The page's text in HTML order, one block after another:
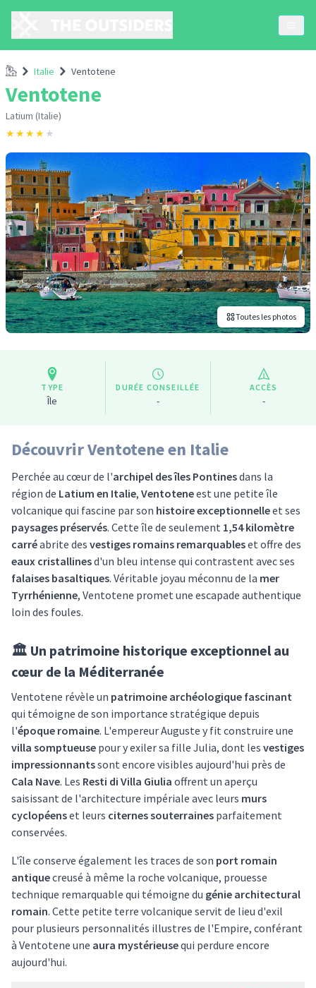
Accueil
Italie Ventotene
Ventotene
Latium (Italie)
★★★★ ★
Toutes les photos
TYPE
Île
DURÉE CONSEILLÉE
-
ACCÈS
-
Découvrir Ventotene en Italie
Perchée au cœur de l'archipel des îles Pontinesdans la
région de Latium en Italie, Ventoteneest une petite île
volcanique qui fascine par son histoire exceptionnelleet ses
paysages préservés. Cette île de seulement 1,54 kilomètre
carréabrite des vestiges romains remarquableset offre des
eaux cristallinesd'un bleu intense qui contrastent avec ses
falaises basaltiques. Véritable joyau méconnu de la mer
Tyrrhénienne, Ventotene promet une escapade authentique
loin des foules.
🏛️ Un patrimoine historique exceptionnel au
cœur de la Méditerranée
Ventotene révèle un patrimoine archéologique fascinant
qui témoigne de son importance stratégique depuis
l'époque romaine. L'empereur Auguste y fit construire une
villa somptueuse pour y exiler sa fille Julia, dont les vestiges
impressionnantssont encore visibles aujourd'hui près de
Cala Nave. Les Resti di Villa Giulia offrent un aperçu
saisissant de l'architecture impériale avec leurs murs
cyclopéenset leurs citernes souterraines parfaitement
conservées.
L'île conserve également les traces de son port romain
antiquecreusé à même la roche volcanique, prouesse
technique remarquable qui témoigne du génie architectural
romain. Cette petite terre volcanique servit de lieu d'exil
pour plusieurs personnalités illustres de l'Empire, conférant
à Ventotene une aura mystérieusequi perdure encore
aujourd'hui.